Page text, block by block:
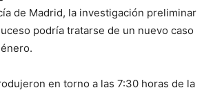
de Madrid, la investigación preliminar
podría tratarse de un nuevo caso
en torno a las 7:30 horas de la